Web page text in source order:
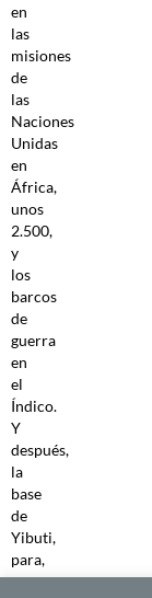
en
las
misiones
de
las
Naciones
Unidas
en
África,
unos
2.500,
y
los
barcos
de
guerra
en
el
Índico.
Y
después,
la
base
de
Yibuti,
para,
en